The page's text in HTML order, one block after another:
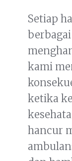
Setiap
kami
ketika
hancur